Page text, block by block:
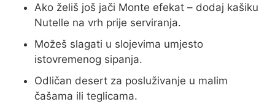
Ako želiš još jači Monte efekat – dodaj kašiku
Nutelle na vrh prije serviranja.
Možeš slagati u slojevima umjesto
istovremenog sipanja.
Odličan desert za posluživanje u malim
čašama ili teglicama.